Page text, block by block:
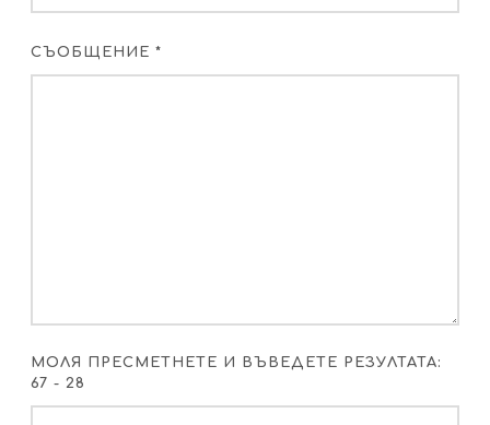
СЪОБЩЕНИЕ *
МОЛЯ ПРЕСМЕТНЕТЕ И ВЪВЕДЕТЕ РЕЗУЛТАТА:
67 - 28